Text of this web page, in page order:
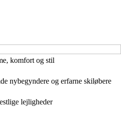
komfort og stil
nybegyndere og erfarne skiløbere
lejligheder